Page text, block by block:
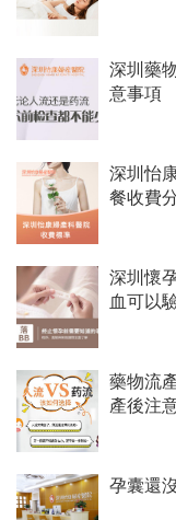
深圳藥
意事項
深圳怡
餐收費
深圳懷
血可以
藥物流
產後注
孕囊還